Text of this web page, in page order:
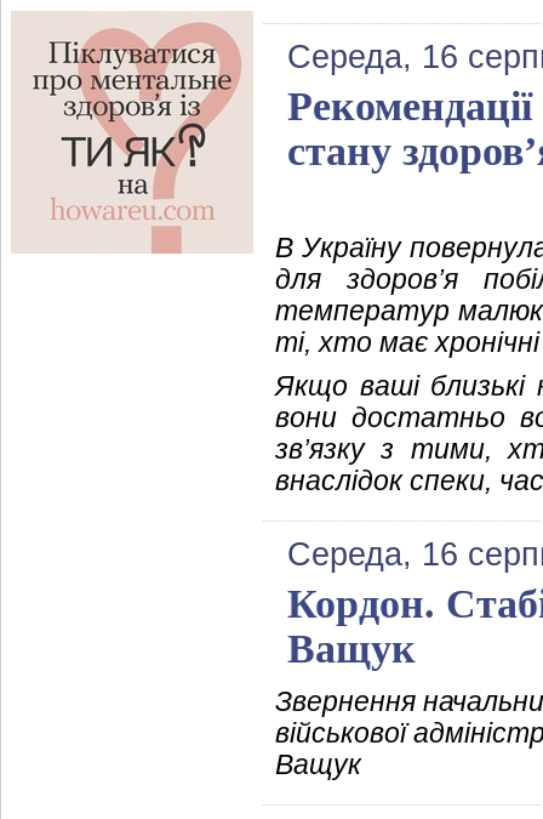
Середа, 16
стану
В Україну
для здоров’я
температур
ті, хто має
Якщо ваші близькі
вони достатньо
зв’язку з тими,
внаслідок спеки,
Середа, 16
Кордон.
Ващук
Звернення
військової
Ващук